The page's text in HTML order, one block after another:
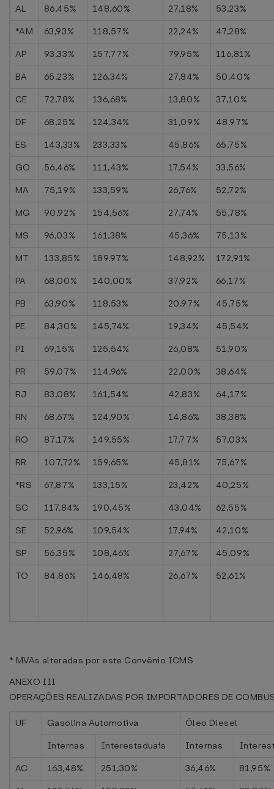
AL
86,45% 148,60% 27,18%
53,23%
*AM
63,93% 118,57% 22,24%
47,28%
AP
93,33% 157,77% 79,95%
116,81%
BA
65,23% 126,34% 27,84%
50,40%
CE
72,78% 136,68% 13,80%
37,10%
DF
68,25% 124,34% 31,09%
48,97%
ES
143,33% 233,33% 45,86%
65,75%
GO
56,46% 111,43% 17,54%
33,56%
MA
75,19% 133,59% 26,76%
52,72%
MG
90,92% 154,56% 27,74%
55,78%
MS
96,03% 161,38% 45,36%
75,13%
MT
133,85% 189,97% 148,92%
172,91%
PA
68,00% 140,00% 37,92%
66,17%
PB
63,90% 118,53% 20,97%
45,75%
PE
84,30% 145,74% 19,34%
45,54%
PI
69,15% 125,54% 26,08%
51,90%
PR
59,07% 114,96% 22,00%
38,64%
RJ
83,08% 161,54% 42,83%
64,17%
RN
68,67% 124,90% 14,86%
38,38%
RO
87,17% 149,55% 17,77%
57,03%
RR
107,72% 159,65% 45,81%
75,67%
*RS
67,87% 133,15% 23,42%
40,25%
SC
117,84% 190,45% 43,04%
62,55%
SE
52,96% 109,54% 17,94%
42,10%
SP
56,35% 108,46% 27,67%
45,09%
TO
84,86% 146,48% 26,67% 52,61%
* MVAs alteradas por este Convênio ICMS
ANEXO III
OPERAÇÕES REALIZADAS POR IMPORTADORES DE
UF Gasolina Automotiva
Óleo Diesel
Internas
Interestaduais Internas
AC
163,48% 251,30% 36,46%
81,95%